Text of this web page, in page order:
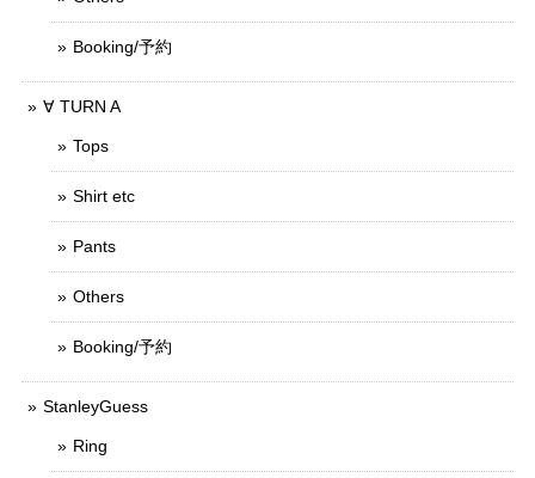
Booking/予約
∀ TURN A
Tops
Shirt etc
Pants
Others
Booking/予約
StanleyGuess
Ring